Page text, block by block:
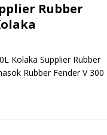
Rubber
Kolaka Supplier Rubber
Rubber Fender V 300